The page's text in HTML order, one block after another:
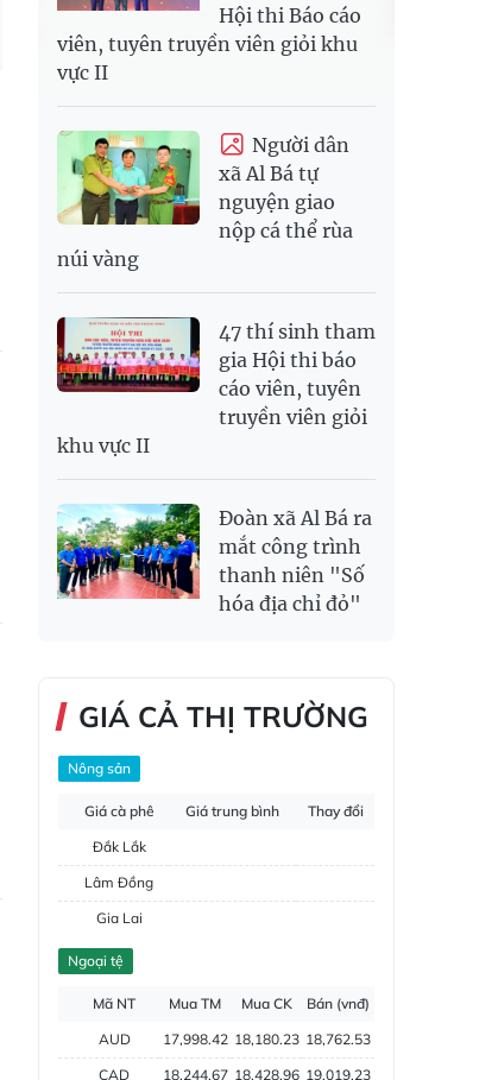
Hội thi Báo cáo
viên, tuyên truyền viên giỏi khu
vực II
Người dân
xã Al Bá tự
nguyện giao
nộp cá thể rùa
núi vàng
47 thí sinh tham
gia Hội thi báo
cáo viên, tuyên
truyền viên giỏi
khu vực II
Đoàn xã Al Bá ra
mắt công trình
thanh niên "Số
hóa địa chỉ đỏ"
GIÁ CẢ THỊ TRƯỜNG
Nông sản
Giá cà phê Giá trung bình
Thay đổi
Đắk Lắk
Lâm Đồng
Gia Lai
Đắk Nông
Ngoại tệ
Mã NT Mua TM Mua CK
Bán (vnđ)
AUD
17,998.42 18,180.23 18,762.53
CAD
18,244.67 18,428.96 19,019.23